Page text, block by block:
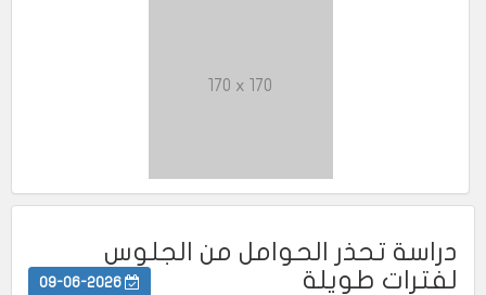
170 x 170
دراسة تحذر الحوامل من الجلوس
لفترات طويلة